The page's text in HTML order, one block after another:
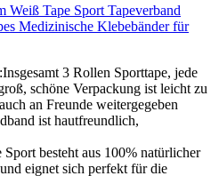
Weiß Tape Sport Tapeverband
Medizinische Klebebänder für
3 Rollen Sporttape, jede
schöne Verpackung ist leicht zu
an Freunde weitergegeben
ist hautfreundlich,
besteht aus 100% natürlicher
eignet sich perfekt für die